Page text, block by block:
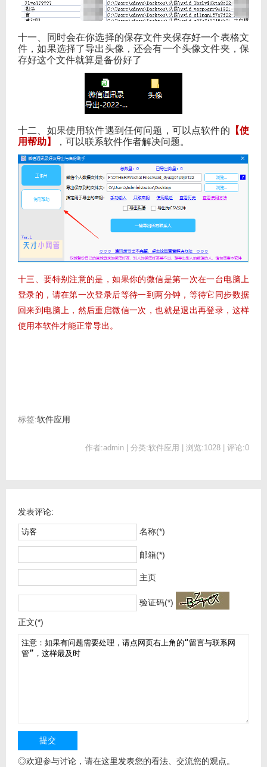
十一、同时会在你选择的保存文件夹保存好一个表格文
件，如果选择了导出头像，还会有一个头像文件夹，保
存好这个文件就算是备份好了
十二、如果使用软件遇到任何问题，可以点软件的 【使
用帮助】
，可以联系软件作者解决问题。
十三、要特别注意的是，如果你的微信是第一次在一台电脑上
登录的，请在第一次登录后等待一到两分钟，等待它同步数据
回来到电脑上，然后重启微信一次，也就是退出再登录，这样
使用本软件才能正常导出。
标签:软件应用
作者:admin | 分类:软件应用 | 浏览:1028 | 评论:0
发表评论:
名称(*)
邮箱(*)
主页
验证码(*)
正文(*)
◎欢迎参与讨论，请在这里发表您的看法、交流您的观点。